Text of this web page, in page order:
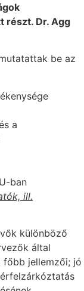
részt. Dr. Agg
be az
a
ban
ill.
különböző
által
jellemzői; jó